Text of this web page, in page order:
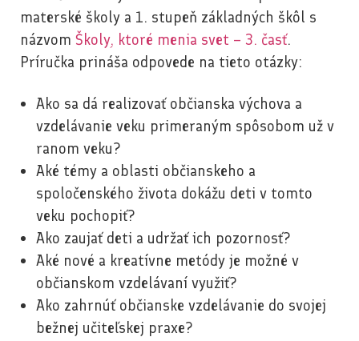
materské školy a 1. stupeň základných škôl s
názvom Školy, ktoré menia svet – 3. časť.
Príručka prináša odpovede na tieto otázky:
Ako sa dá realizovať občianska výchova a
vzdelávanie veku primeraným spôsobom už v
ranom veku?
Aké témy a oblasti občianskeho a
spoločenského života dokážu deti v tomto
veku pochopiť?
Ako zaujať deti a udržať ich pozornosť?
Aké nové a kreatívne metódy je možné v
občianskom vzdelávaní využiť?
Ako zahrnúť občianske vzdelávanie do svojej
bežnej učiteľskej praxe?